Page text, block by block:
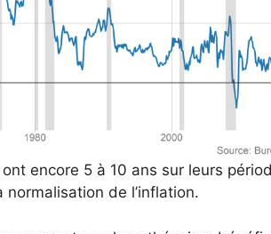
encore 5 à 10 ans sur leurs
de l’inflation.